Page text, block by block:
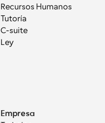
Recursos Humanos
Tutoría
C-suite
Ley
Empresa